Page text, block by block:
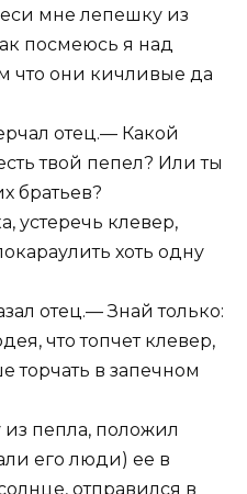
мне лепешку из
посмеюсь я над
что они кичливые да
отец.— Какой
твой пепел? Или ты
братьев?
устеречь клевер,
хоть одну
отец.— Знай только:
что топчет клевер,
торчать в запечном
пепла, положил
его люди) ее в
отправился в